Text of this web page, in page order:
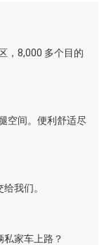
，8,000 多个目的
空间。便利舒适尽
我们。
私家车上路？